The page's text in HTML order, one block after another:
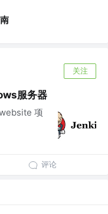
关注
服务器
项
评论